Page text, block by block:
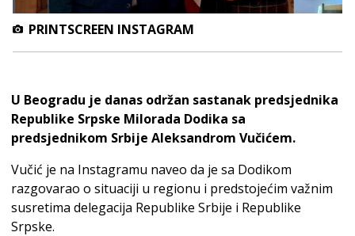
PRINTSCREEN INSTAGRAM
U Beogradu je danas održan sastanak predsjednika
Republike Srpske Milorada Dodika sa
predsjednikom Srbije Aleksandrom Vučićem.
Vučić je na Instagramu naveo da je sa Dodikom
razgovarao o situaciji u regionu i predstojećim važnim
susretima delegacija Republike Srbije i Republike
Srpske.